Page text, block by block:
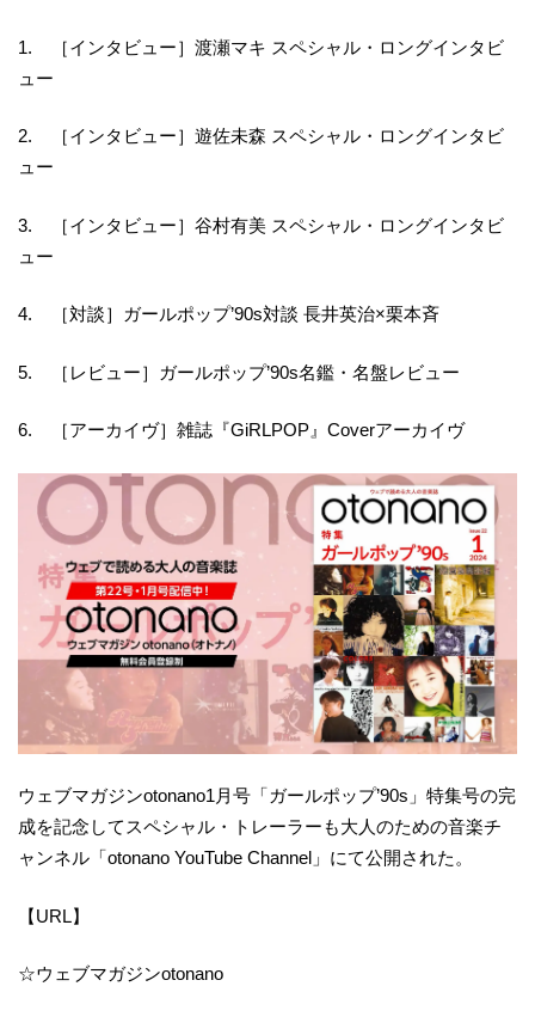
1. ［インタビュー］渡瀬マキ スペシャル・ロングインタビ
ュー
2. ［インタビュー］遊佐未森 スペシャル・ロングインタビ
ュー
3. ［インタビュー］谷村有美 スペシャル・ロングインタビ
ュー
4. ［対談］ガールポップ’90s対談 長井英治×栗本斉
5. ［レビュー］ガールポップ’90s名鑑・名盤レビュー
6. ［アーカイヴ］雑誌『GiRLPOP』Coverアーカイヴ
ウェブマガジンotonano1月号「ガールポップ’90s」特集号の完
成を記念してスペシャル・トレーラーも大人のための音楽チ
ャンネル「otonano YouTube Channel」にて公開された。
【URL】
☆ウェブマガジンotonano